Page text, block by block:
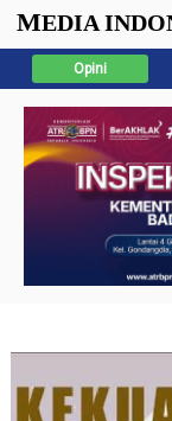
MEDIA
Opini